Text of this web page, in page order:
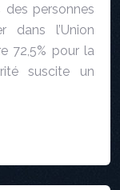
des personnes
dans l’Union
72,5% pour la
suscite un